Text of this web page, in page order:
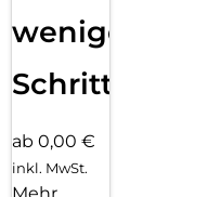
wenigen
Schritten
ab 0,00 €
inkl. MwSt.
Mehr